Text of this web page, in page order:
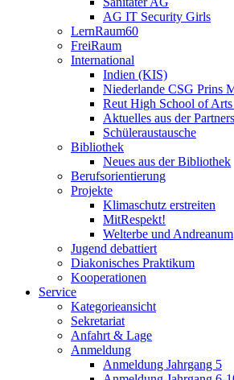
AG IT Security Girls
LernRaum60
FreiRaum
International
Indien (KIS)
Niederlande CSG Prins
Reut High School of
Aktuelles aus der
Schüleraustausche
Bibliothek
Neues aus der Bibliothek
Berufsorientierung
Projekte
Klimaschutz erstreiten
MitRespekt!
Welterbe und Andreanum
Jugend debattiert
Diakonisches Praktikum
Kooperationen
Service
Kategorieansicht
Sekretariat
Anfahrt & Lage
Anmeldung
Anmeldung Jahrgang 5